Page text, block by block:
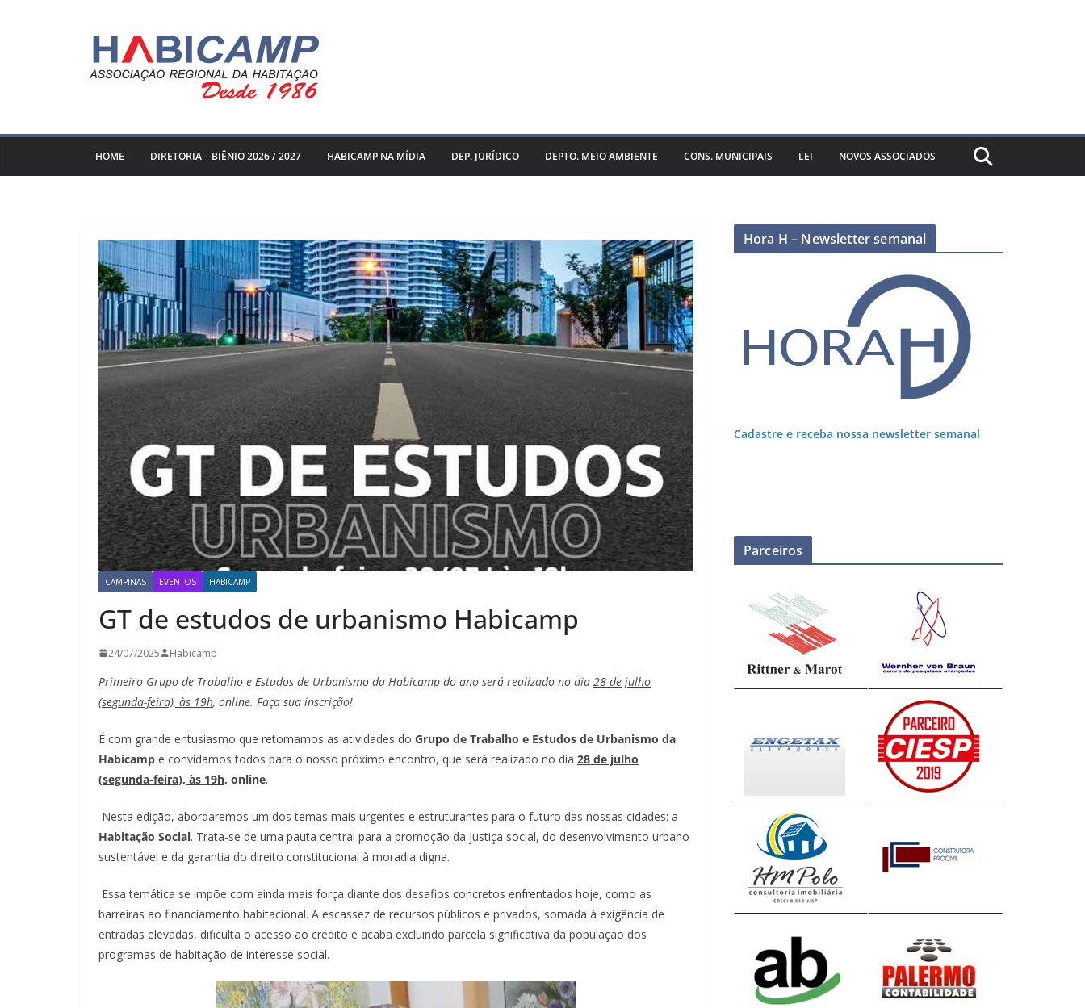
HOME DIRETORIA – BIÊNIO 2026 / 2027 HABICAMP NA MÍDIA DEP. JURÍDICO DEPTO. MEIO AMBIENTE CONS. MUNICIPAIS LEI NOVOS ASSOCIADOS
CAMPINAS EVENTOS HABICAMP
GT de estudos de urbanismo Habicamp
24/07/2025 Habicamp
Primeiro Grupo de Trabalho e Estudos de Urbanismo da Habicamp do ano será realizado no dia 28 de julho
(segunda-feira), às 19h, online. Faça sua inscrição!
É com grande entusiasmo que retomamos as atividades do Grupo de Trabalho e Estudos de Urbanismo da
Habicamp e convidamos todos para o nosso próximo encontro, que será realizado no dia 28 de julho
(segunda-feira), às 19h, online.
Nesta edição, abordaremos um dos temas mais urgentes e estruturantes para o futuro das nossas cidades: a
Habitação Social. Trata-se de uma pauta central para a promoção da justiça social, do desenvolvimento urbano
sustentável e da garantia do direito constitucional à moradia digna.
Essa temática se impõe com ainda mais força diante dos desafios concretos enfrentados hoje, como as
barreiras ao financiamento habitacional. A escassez de recursos públicos e privados, somada à exigência de
entradas elevadas, dificulta o acesso ao crédito e acaba excluindo parcela significativa da população dos
programas de habitação de interesse social.
Hora H – Newsletter semanal
Cadastre e receba nossa newsletter semanal
Parceiros